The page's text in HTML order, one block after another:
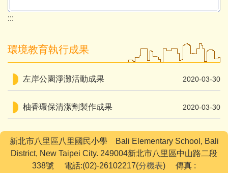
校園公告
研習公告
代理教師徵選
學童早午餐
:::
環境教育執行成果
左岸公園淨灘活動成果 2020-03-30
柚香環保清潔劑製作成果 2020-03-30
新北市八里區八里國民小學 Bali Elementary School, Bali
District, New Taipei City. 249004新北市八里區中山路二段
338號 電話:(02)-26102217(分機表) 傳真 :